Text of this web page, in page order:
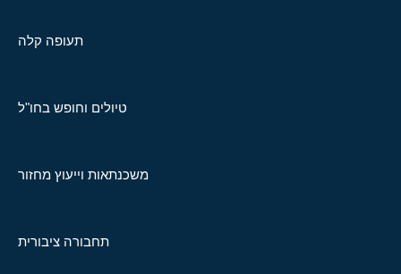
תעופה קלה
טיולים וחופש בחו"ל
משכנתאות וייעוץ מחזור
תחבורה ציבורית